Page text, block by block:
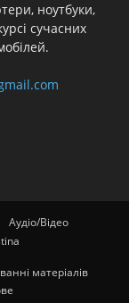
ноутбуки,
сучасних
Аудіо/Відео
матеріалів